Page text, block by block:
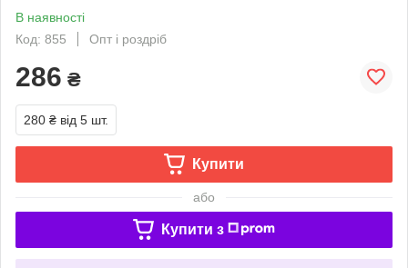
В наявності
Код: 855
Опт і роздріб
286 ₴
280 ₴ від 5 шт.
Купити
або
Купити з